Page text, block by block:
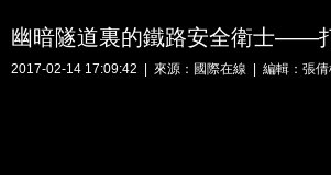
幽暗隧道裏的鐵路安全衛士——
2017-02-14 17:09:42 | 來源： 國際在線 | 編輯：張倩